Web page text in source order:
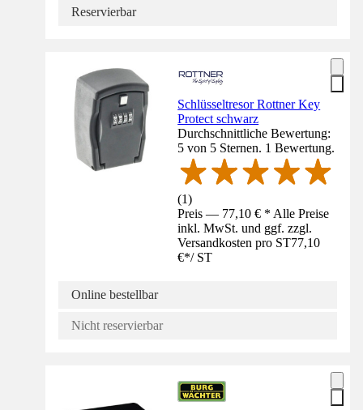
Reservierbar
Schlüsseltresor Rottner Key
Protect schwarz
Durchschnittliche Bewertung:
5 von 5 Sternen. 1 Bewertung.
(1)
Preis — 77,10 € * Alle Preise
inkl. MwSt. und ggf. zzgl.
Versandkosten pro ST77,10
€*/ ST
Online bestellbar
Nicht reservierbar